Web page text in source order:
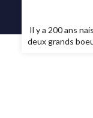
Il y a 200 ans
deux grands